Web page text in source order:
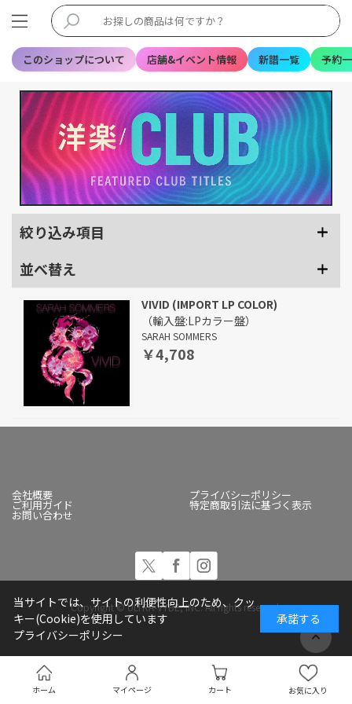
このショップについて 店舗&イベント情報 新譜一覧 予約
ホーム マイページ カート お気に入り
絞り込み項目
並べ替え
VIVID (IMPORT LP COLOR)
（輸入盤:LPカラー盤）
SARAH SOMMERS
￥4,708
会社概要 プライバシーポリシー
ご利用ガイド 特定商取引法に基づく表示
お問い合わせ
Copyright © ULTRA-VYBE, INC. All rights reserved.
当サイトでは、サイトの利便性向上のため、クッ
キー(Cookie)を使用しています
プライバシーポリシー
承諾する